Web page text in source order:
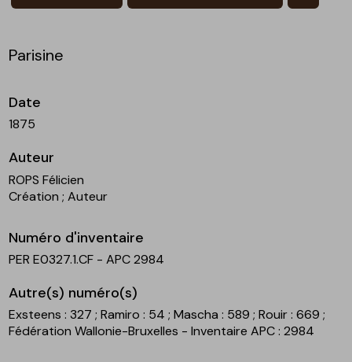
Parisine
Date
1875
Auteur
ROPS Félicien
Création; Auteur
Numéro d'inventaire
PER E0327.1.CF - APC 2984
Autre(s) numéro(s)
Exsteens : 327; Ramiro : 54; Mascha : 589; Rouir : 669;
Fédération Wallonie-Bruxelles - Inventaire APC : 2984